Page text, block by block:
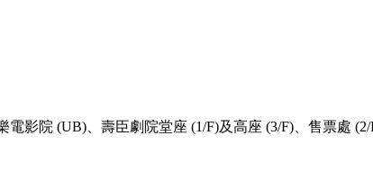
院 (UB)、壽臣劇院堂座 (1/F)及高座 (3/F)、售票處 (2/